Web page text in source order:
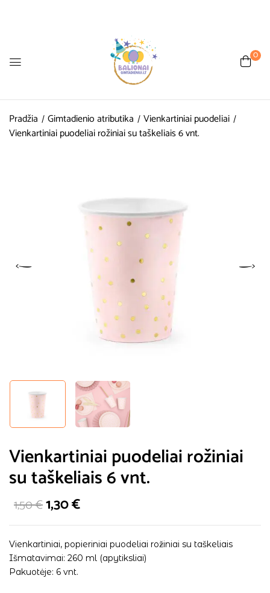
0
Pradžia Gimtadienio atributika
Vienkartiniai puodeliai
Vienkartiniai puodeliai rožiniai su taškeliais 6 vnt.
Vienkartiniai puodeliai rožiniai
su taškeliais 6 vnt.
1,50€1,30€
Vienkartiniai, popieriniai puodeliai rožiniai su taškeliais
Išmatavimai: 260 ml (apytiksliai)
Pakuotėje: 6 vnt.